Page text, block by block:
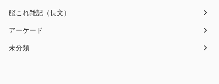
艦これ雑記（長文）
アーケード
未分類